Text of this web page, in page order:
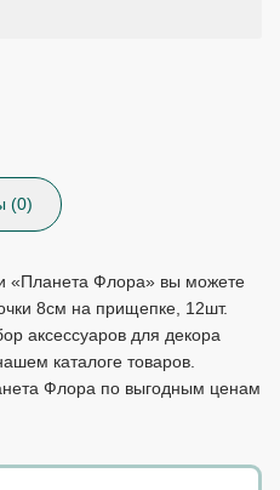
(0)
«Планета Флора» вы можете
8см на прищепке, 12шт.
аксессуаров для декора
каталоге товаров.
Флора по выгодным ценам